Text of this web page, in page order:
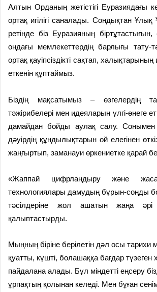
Алтын Орданың жетістігі Еуразиядағы
ортақ игілігі саналады. Сондықтан Ұлық
ретінде біз Еуразияның біртұтастығын,
ондағы мемлекеттердің барлығы тату-
ортақ қауіпсіздікті сақтап, халықтарының
еткенін құптаймыз.
Біздің мақсатымыз – өзгелердің
тәжірибелері мен идеяларын үлгі-өнеге
дамайдан бойды аулақ салу. Сонымен
дәуірдің құндылықтарын ой елегінен
жаңғыртып, заманауи өркениетке қарай
«Жаппай цифрландыру және
технологиялары дамудың бұрын-соңды
тәсілдеріне жол ашатын жаңа әрі
қалыптастырды.
Мыңның біріне берілетін дәл осы тарихи
қуатты, күшті, болашаққа бағдар түзеген
пайдалана алады. Бұл міндетті еңсеру
ұрпақтың қолынан келеді. Мен бұған